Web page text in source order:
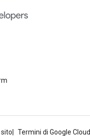
Termini di Google Cloud